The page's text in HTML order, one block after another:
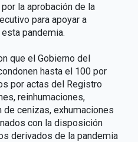
la aprobación de la
para apoyar a
pandemia.
que el Gobierno del
hasta el 100 por
por actas del Registro
reinhumaciones,
cenizas, exhumaciones
con la disposición
derivados de la pandemia